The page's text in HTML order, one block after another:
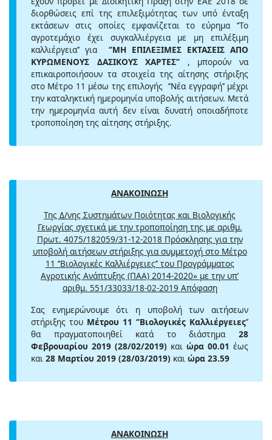
διορθώσεις επί της επιλεξιμότητας των υπό ένταξη
εκτάσεων στις οποίες εμφανίζεται το εύρημα ‘’Το
αγροτεμάχιο έχει συγκαλλιέργεια με μη επιλέξιμη
καλλιέργεια’’ για ‘’ΜΗ ΕΠΙΛΕΞΙΜΕΣ ΕΚΤΑΣΕΙΣ ΑΠΟ
ΚΥΡΩΜΕΝΟΥΣ ΔΑΣΙΚΟΥΣ ΧΑΡΤΕΣ’’ , μπορούν να
επικαιροποιήσουν τα στοιχεία της αίτησης στήριξης
στο Μέτρο 11 μέσω της επιλογής ‘’Νέα εγγραφή’’ μέχρι
την καταληκτική ημερομηνία υποβολής αιτήσεων. Μετά
την ημερομηνία αυτή δεν είναι δυνατή οποιαδήποτε
τροποποίηση της αίτησης στήριξης.
ΑΝΑΚΟΙΝΩΣΗ
Της Δ/νης Συστημάτων Ποιότητας και Βιολογικής
Γεωργίας σχετικά με την τροποποίηση της με αριθμ.
Πρωτ. 4075/182059/31-12-2018 Πρόσκλησης για την
υποβολή αιτήσεων στήριξης για συμμετοχή στο Μέτρο
11 ‘’Βιολογικές Καλλιέργειες’’ του Προγράμματος
Αγροτικής Ανάπτυξης (ΠΑΑ) 2014-2020» με την υπ’
αριθμ. 551/33033/18-02-2019 Απόφαση
Σας ενημερώνουμε ότι η υποβολή των αιτήσεων
στήριξης του Μέτρου 11 ‘’Βιολογικές Καλλιέργειες’’
θα πραγματοποιηθεί κατά το διάστημα 28
Φεβρουαρίου 2019 (28/02/2019) και ώρα 00.01 έως
και 28 Μαρτίου 2019 (28/03/2019) και ώρα 23.59
ΑΝΑΚΟΙΝΩΣΗ